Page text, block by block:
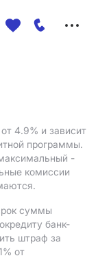
4.9% и зависит
программы.
-
комиссии
суммы
банк-
штраф за
от